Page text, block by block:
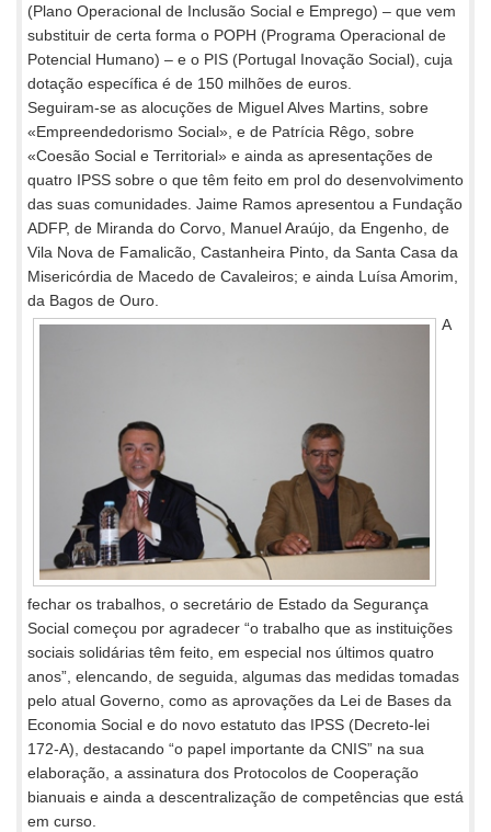
(Plano Operacional de Inclusão Social e Emprego) – que vem
substituir de certa forma o POPH (Programa Operacional de
Potencial Humano) – e o PIS (Portugal Inovação Social), cuja
dotação específica é de 150 milhões de euros.
Seguiram-se as alocuções de Miguel Alves Martins, sobre
«Empreendedorismo Social», e de Patrícia Rêgo, sobre
«Coesão Social e Territorial» e ainda as apresentações de
quatro IPSS sobre o que têm feito em prol do desenvolvimento
das suas comunidades. Jaime Ramos apresentou a Fundação
ADFP, de Miranda do Corvo, Manuel Araújo, da Engenho, de
Vila Nova de Famalicão, Castanheira Pinto, da Santa Casa da
Misericórdia de Macedo de Cavaleiros; e ainda Luísa Amorim,
da Bagos de Ouro.
A
fechar os trabalhos, o secretário de Estado da Segurança
Social começou por agradecer “o trabalho que as instituições
sociais solidárias têm feito, em especial nos últimos quatro
anos”, elencando, de seguida, algumas das medidas tomadas
pelo atual Governo, como as aprovações da Lei de Bases da
Economia Social e do novo estatuto das IPSS (Decreto-lei
172-A), destacando “o papel importante da CNIS” na sua
elaboração, a assinatura dos Protocolos de Cooperação
bianuais e ainda a descentralização de competências que está
em curso.